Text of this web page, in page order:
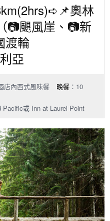
奧林
📷颶風崖、📷新
渡輪
亞
店內西式風味餐 晚餐 ：10
Pacific或 Inn at Laurel Point